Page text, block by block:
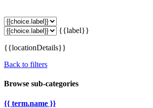
{{label}}
{{locationDetails}}
Back to filters
Browse sub-categories
{{ term.name }}